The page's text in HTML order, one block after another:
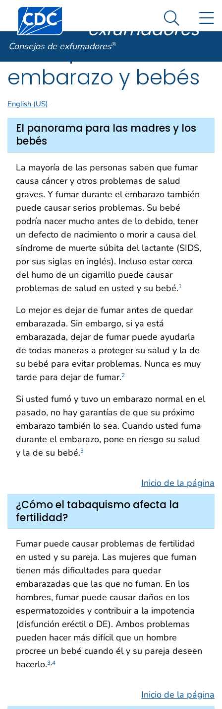
Un sitio oficial del Gobierno de Estados Unidos
Así es como usted puede verificarlo
Centros para el Control y la Prevención de
Consejos de
exfumadores®
Search
Consejos de exfumadores®
Tabaquismo,
embarazo y bebés
English (US)
El panorama para las madres y los
bebés
La mayoría de las personas saben que fumar
causa cáncer y otros problemas de salud
graves. Y fumar durante el embarazo también
puede causar serios problemas. Su bebé
podría nacer mucho antes de lo debido, tener
un defecto de nacimiento o morir a causa del
síndrome de muerte súbita del lactante (SIDS,
por sus siglas en inglés). Incluso estar cerca
del humo de un cigarrillo puede causar
problemas de salud en usted y su bebé.1
Lo mejor es dejar de fumar antes de quedar
embarazada. Sin embargo, si ya está
embarazada, dejar de fumar puede ayudarla
de todas maneras a proteger su salud y la de
su bebé para evitar problemas. Nunca es muy
tarde para dejar de fumar.2
Si usted fumó y tuvo un embarazo normal en el
pasado, no hay garantías de que su próximo
embarazo también lo sea. Cuando usted fuma
durante el embarazo, pone en riesgo su salud
y la de su bebé.3
Inicio de la página
¿Cómo el tabaquismo afecta la
fertilidad?
Fumar puede causar problemas de fertilidad
en usted y su pareja. Las mujeres que fuman
tienen más dificultades para quedar
embarazadas que las que no fuman. En los
hombres, fumar puede causar daños en los
espermatozoides y contribuir a la impotencia
(disfunción eréctil o DE). Ambos problemas
pueden hacer más difícil que un hombre
procree un bebé cuando él y su pareja deseen
hacerlo.3,4
Inicio de la página